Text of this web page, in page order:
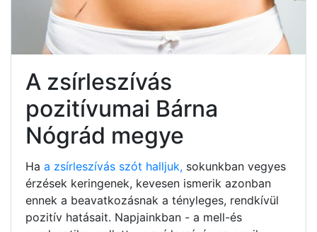
A zsírleszívás
pozitívumai Bárna
Nógrád megye
Ha a zsírleszívás szót halljuk, sokunkban vegyes
érzések keringenek, kevesen ismerik azonban
ennek a beavatkozásnak a tényleges, rendkívül
pozitív hatásait. Napjainkban - a mell-és